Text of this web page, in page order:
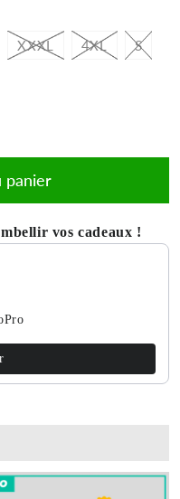
XXXL 4XL S
panier
vos cadeaux !
navigate through